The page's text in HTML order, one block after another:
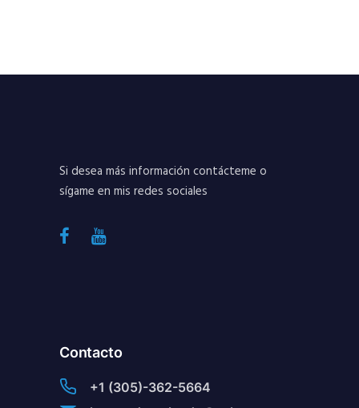
Si desea más información contácteme o
sígame en mis redes sociales
Contacto
+1 (305)-362-5664